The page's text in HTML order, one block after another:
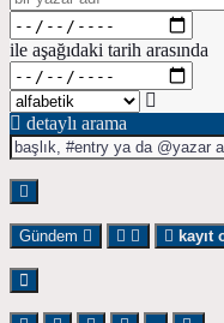
ile aşağıdaki tarih arasında
detaylı arama
Gündem kayıt